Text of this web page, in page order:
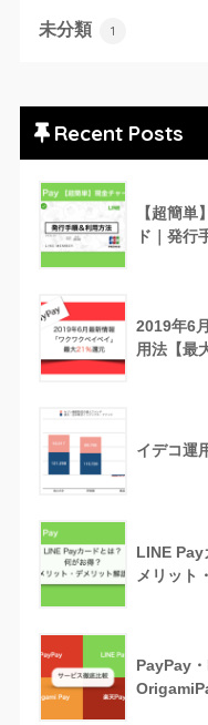
未分類 1
Recent Posts
【超簡
ド｜発行
2019年6
用法【最
イデコ運
LINE Pay
メリット
PayPay